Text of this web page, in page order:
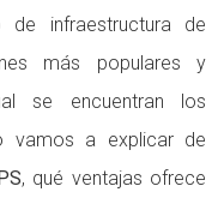
infraestructura de
más populares y
se encuentran los
vamos a explicar de
, qué ventajas ofrece